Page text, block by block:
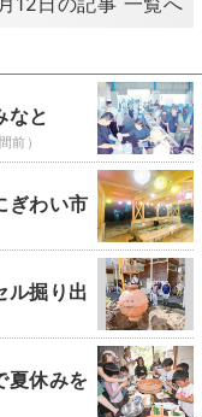
なと
前）
わい市
掘り出
夏休みを